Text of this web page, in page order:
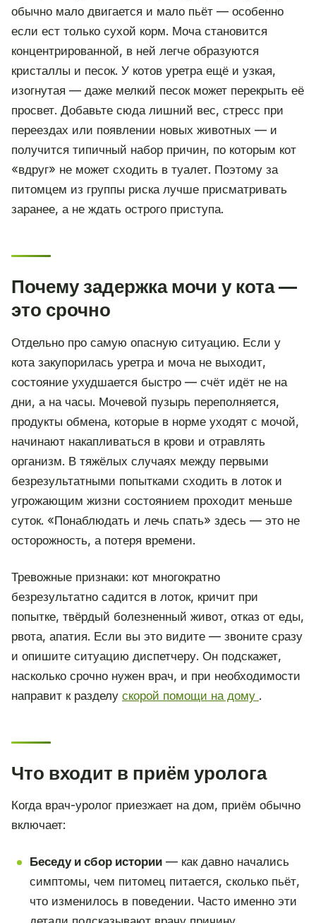
обычно мало двигается и мало пьёт — особенно
если ест только сухой корм. Моча становится
концентрированной, в ней легче образуются
кристаллы и песок. У котов уретра ещё и узкая,
изогнутая — даже мелкий песок может перекрыть её
просвет. Добавьте сюда лишний вес, стресс при
переездах или появлении новых животных — и
получится типичный набор причин, по которым кот
«вдруг» не может сходить в туалет. Поэтому за
питомцем из группы риска лучше присматривать
заранее, а не ждать острого приступа.
Почему задержка мочи у кота —
это срочно
Отдельно про самую опасную ситуацию. Если у
кота закупорилась уретра и моча не выходит,
состояние ухудшается быстро — счёт идёт не на
дни, а на часы. Мочевой пузырь переполняется,
продукты обмена, которые в норме уходят с мочой,
начинают накапливаться в крови и отравлять
организм. В тяжёлых случаях между первыми
безрезультатными попытками сходить в лоток и
угрожающим жизни состоянием проходит меньше
суток. «Понаблюдать и лечь спать» здесь — это не
осторожность, а потеря времени.
Тревожные признаки: кот многократно
безрезультатно садится в лоток, кричит при
попытке, твёрдый болезненный живот, отказ от еды,
рвота, апатия. Если вы это видите — звоните сразу
и опишите ситуацию диспетчеру. Он подскажет,
насколько срочно нужен врач, и при необходимости
направит к разделу скорой помощи на дому .
Что входит в приём уролога
Когда врач-уролог приезжает на дом, приём обычно
включает:
Беседу и сбор истории— как давно начались
симптомы, чем питомец питается, сколько пьёт,
что изменилось в поведении. Часто именно эти